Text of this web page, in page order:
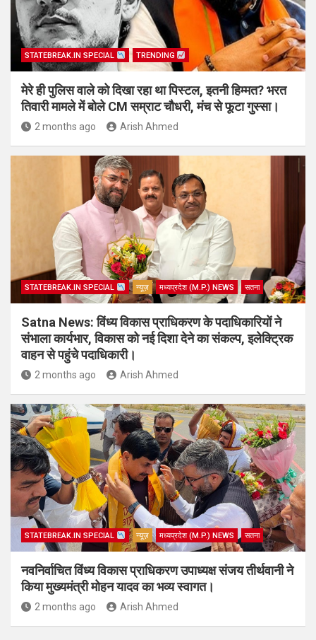
STATEBREAK.IN SPECIAL TRENDING
मेरे ही पुलिस वाले को दिखा रहा था पिस्टल, इतनी हिम्मत? भरत
तिवारी मामले में बोले CM सम्राट चौधरी, मंच से फूटा गुस्सा।
2 months ago Arish Ahmed
STATEBREAK.IN SPECIAL न्यूज़ मध्यप्रदेश (M.P.) NEWS सतना
Satna News: विंध्य विकास प्राधिकरण के पदाधिकारियों ने
संभाला कार्यभार, विकास को नई दिशा देने का संकल्प, इलेक्ट्रिक
वाहन से पहुंचे पदाधिकारी।
2 months ago Arish Ahmed
STATEBREAK.IN SPECIAL न्यूज़ मध्यप्रदेश (M.P.) NEWS सतना
नवनिर्वाचित विंध्य विकास प्राधिकरण उपाध्यक्ष संजय तीर्थवानी ने
किया मुख्यमंत्री मोहन यादव का भव्य स्वागत।
2 months ago Arish Ahmed